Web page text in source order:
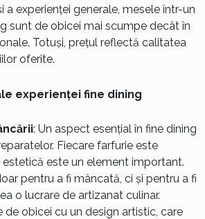
a experienței generale, mesele într-un
sunt de obicei mai scumpe decât în
Totuși, prețul reflectă calitatea
oferite.
experienței fine dining
: Un aspect esențial în fine dining
Fiecare farfurie este
estetică este un element important.
pentru a fi mâncată, ci și pentru a fi
o lucrare de artizanat culinar.
de obicei cu un design artistic, care